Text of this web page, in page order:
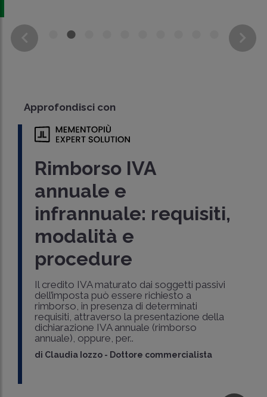
Approfondisci con
Rimborso IVA
annuale e
infrannuale: requisiti,
modalità e
procedure
Il credito IVA maturato dai soggetti passivi
dell’imposta può essere richiesto a
rimborso, in presenza di determinati
requisiti, attraverso la presentazione della
dichiarazione IVA annuale (rimborso
annuale), oppure, per..
di Claudia Iozzo - Dottore commercialista